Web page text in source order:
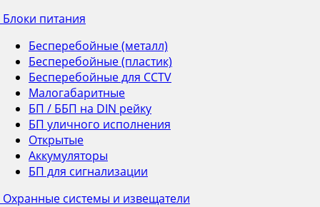
Блоки питания
Бесперебойные (металл)
Бесперебойные (пластик)
Бесперебойные для CCTV
Малогабаритные
БП / ББП на DIN рейку
БП уличного исполнения
Открытые
Аккумуляторы
БП для сигнализации
Охранные системы и извещатели